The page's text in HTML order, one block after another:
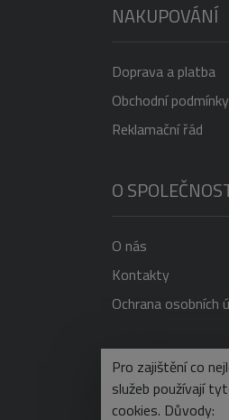
NAKUPOVÁNÍ
Doprava a platba
Obchodní podmínky
Reklamační řád
O
O nás
Kontakty
Ochrana osobních
NEVÍTE SI
Pro zajištění co
služeb používají
cookies. Důvody: